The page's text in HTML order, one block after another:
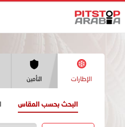
الإطارات التأمين
البحث بحسب المقاس